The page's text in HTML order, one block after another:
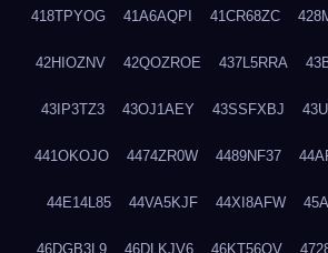
418TPYOG 41A6AQPI 41CR68ZC
42HIOZNV 42QOZROE 437L5RRA
43IP3TZ3 43OJ1AEY 43SSFXBJ
441OKOJO 4474ZR0W 4489NF37
44E14L85 44VA5KJF 44XI8AFW
46DGB3L9 46DLKJV6 46KT56QV